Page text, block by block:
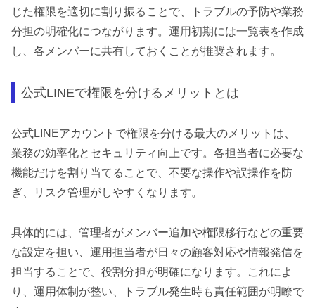
じた権限を適切に割り振ることで、トラブルの予防や業務
分担の明確化につながります。運用初期には一覧表を作成
し、各メンバーに共有しておくことが推奨されます。
公式LINEで権限を分けるメリットとは
公式LINEアカウントで権限を分ける最大のメリットは、
業務の効率化とセキュリティ向上です。各担当者に必要な
機能だけを割り当てることで、不要な操作や誤操作を防
ぎ、リスク管理がしやすくなります。
具体的には、管理者がメンバー追加や権限移行などの重要
な設定を担い、運用担当者が日々の顧客対応や情報発信を
担当することで、役割分担が明確になります。これによ
り、運用体制が整い、トラブル発生時も責任範囲が明瞭で